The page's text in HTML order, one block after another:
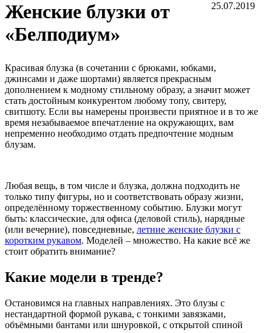
25.07.2019
Женские блузки от
«Белподиум»
Красивая блузка (в сочетании с брюками, юбками,
джинсами и даже шортами) является прекрасным
дополнением к модному стильному образу, а значит может
стать достойным конкурентом любому топу, свитеру,
свитшоту. Если вы намерены произвести приятное и в то же
время незабываемое впечатление на окружающих, вам
непременно необходимо отдать предпочтение модным
блузам.
Любая вещь, в том числе и блузка, должна подходить не
только типу фигуры, но и соответствовать образу жизни,
определённому торжественному событию. Блузки могут
быть: классические, для офиса (деловой стиль), нарядные
(или вечерние), повседневные, летние женские блузки с
коротким рукавом. Моделей – множество. На какие всё же
стоит обратить внимание?
Какие модели в тренде?
Остановимся на главных направлениях. Это блузы с
нестандартной формой рукава, с тонкими завязками,
объёмными бантами или шнуровкой, с открытой спиной